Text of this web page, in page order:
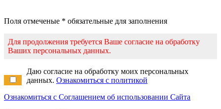
Поля отмеченые * обязательные для заполнения
Для продолжения требуется Ваше согласие на обработку
Ваших персональных данных.
Даю согласие на обработку моих персональных
данных. Ознакомиться с политикой
Ознакомиться с Соглашением об использовании Сайта